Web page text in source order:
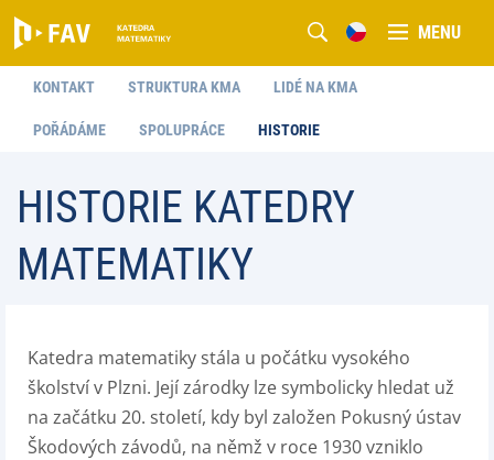
MENU
KONTAKT STRUKTURA KMA LIDÉ NA KMA
POŘÁDÁME SPOLUPRÁCE HISTORIE
HISTORIE KATEDRY
MATEMATIKY
Katedra matematiky stála u počátku vysokého
školství v Plzni. Její zárodky lze symbolicky hledat už
na začátku 20. století, kdy byl založen Pokusný ústav
Škodových závodů, na němž v roce 1930 vzniklo